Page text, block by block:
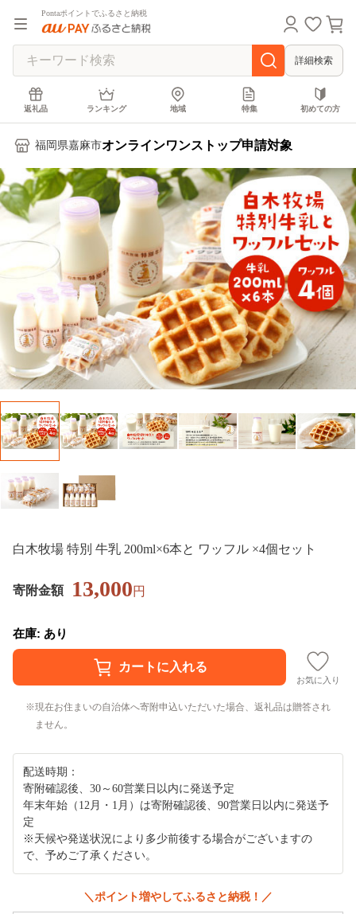
Pontaポイントでふるさと納税
詳細検索
返礼品 ランキング 地域 特集 初めての方
福岡県嘉麻市オンラインワンストップ申請対象
白木牧場 特別 牛乳 200ml×6本と ワッフル ×4個セット
寄附金額 13,000円
在庫: あり
お気に入り
現在お住まいの自治体へ寄附申込いただいた場合、返礼品は贈答され
ません。
配送時期：
寄附確認後、30～60営業日以内に発送予定
年末年始（12月・1月）は寄附確認後、90営業日以内に発送予
定
※天候や発送状況により多少前後する場合がございますの
で、予めご了承ください。
＼ポイント増やしてふるさと納税！／